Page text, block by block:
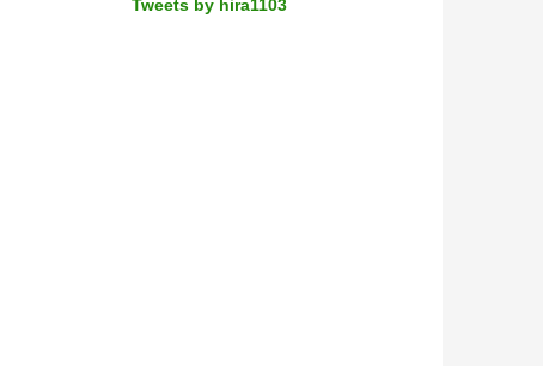
Tweets by hira1103